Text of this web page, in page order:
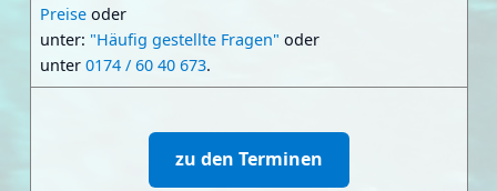
Preiseoder
unter: "Häufig gestellte Fragen" oder
unter 0174 / 60 40 673.
zu den Terminen